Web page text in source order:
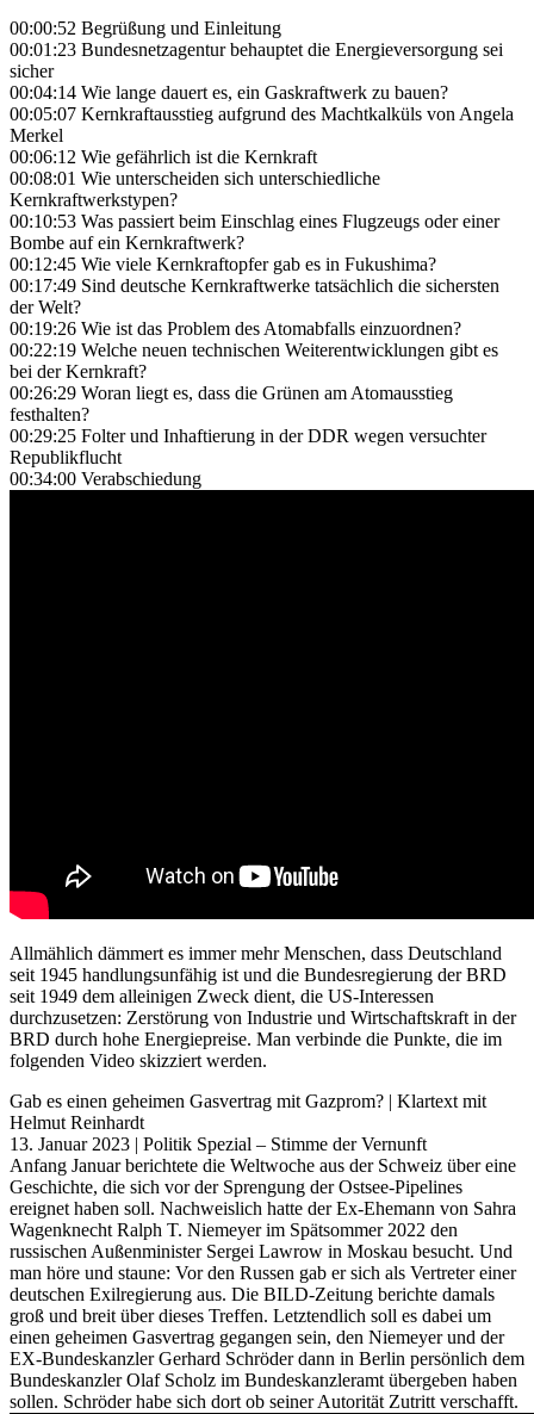
00:00:52 Begrüßung und Einleitung
00:01:23 Bundesnetzagentur behauptet die Energieversorgung sei
sicher
00:04:14 Wie lange dauert es, ein Gaskraftwerk zu bauen?
00:05:07 Kernkraftausstieg aufgrund des Machtkalküls von Angela
Merkel
00:06:12 Wie gefährlich ist die Kernkraft
00:08:01 Wie unterscheiden sich unterschiedliche
Kernkraftwerkstypen?
00:10:53 Was passiert beim Einschlag eines Flugzeugs oder einer
Bombe auf ein Kernkraftwerk?
00:12:45 Wie viele Kernkraftopfer gab es in Fukushima?
00:17:49 Sind deutsche Kernkraftwerke tatsächlich die sichersten
der Welt?
00:19:26 Wie ist das Problem des Atomabfalls einzuordnen?
00:22:19 Welche neuen technischen Weiterentwicklungen gibt es
bei der Kernkraft?
00:26:29 Woran liegt es, dass die Grünen am Atomausstieg
festhalten?
00:29:25 Folter und Inhaftierung in der DDR wegen versuchter
Republikflucht
00:34:00 Verabschiedung
Allmählich dämmert es immer mehr Menschen, dass Deutschland
seit 1945 handlungsunfähig ist und die Bundesregierung der BRD
seit 1949 dem alleinigen Zweck dient, die US-Interessen
durchzusetzen: Zerstörung von Industrie und Wirtschaftskraft in der
BRD durch hohe Energiepreise. Man verbinde die Punkte, die im
folgenden Video skizziert werden.
Gab es einen geheimen Gasvertrag mit Gazprom? | Klartext mit
Helmut Reinhardt
13. Januar 2023 | Politik Spezial – Stimme der Vernunft
Anfang Januar berichtete die Weltwoche aus der Schweiz über eine
Geschichte, die sich vor der Sprengung der Ostsee-Pipelines
ereignet haben soll. Nachweislich hatte der Ex-Ehemann von Sahra
Wagenknecht Ralph T. Niemeyer im Spätsommer 2022 den
russischen Außenminister Sergei Lawrow in Moskau besucht. Und
man höre und staune: Vor den Russen gab er sich als Vertreter einer
deutschen Exilregierung aus. Die BILD-Zeitung berichte damals
groß und breit über dieses Treffen. Letztendlich soll es dabei um
einen geheimen Gasvertrag gegangen sein, den Niemeyer und der
EX-Bundeskanzler Gerhard Schröder dann in Berlin persönlich dem
Bundeskanzler Olaf Scholz im Bundeskanzleramt übergeben haben
sollen. Schröder habe sich dort ob seiner Autorität Zutritt verschafft.